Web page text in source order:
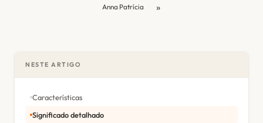
Anna Patrícia »
NESTE ARTIGO
Características
Significado detalhado